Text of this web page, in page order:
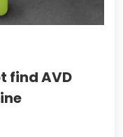
find AVD